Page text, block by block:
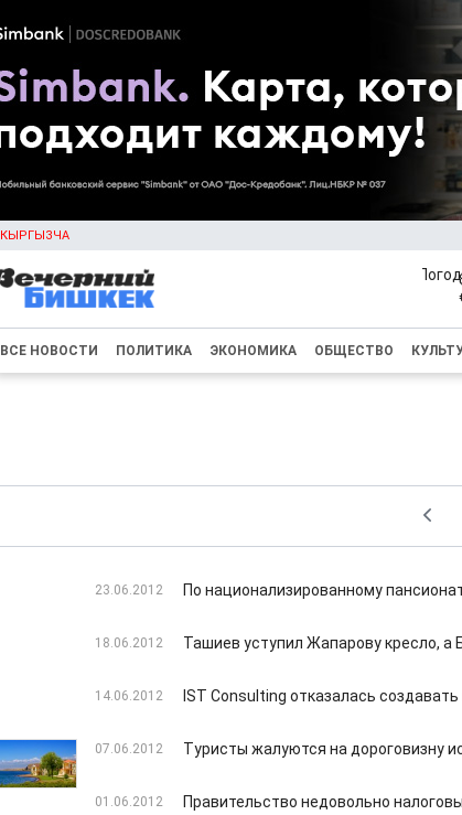
КЫРГЫЗЧА
ВСЕ НОВОСТИ ПОЛИТИКА ЭКОНОМИКА ОБЩЕСТВО
23.06.2012 По национализированному
18.06.2012 Ташиев уступил Жапарову кресло, а
14.06.2012 IST Consulting отказалась
07.06.2012 Туристы жалуются на дороговизну
01.06.2012 Правительство недовольно